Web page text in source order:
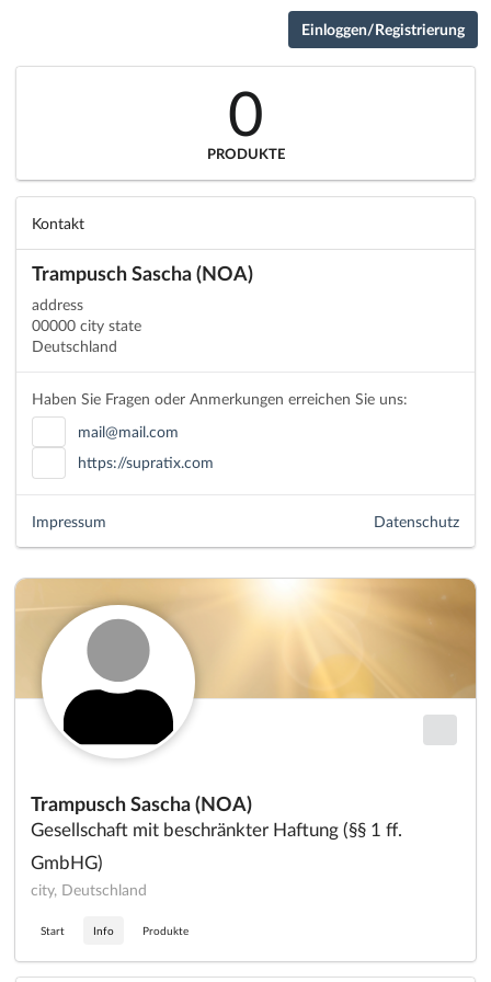
Einloggen/Registrierung
Trampusch Sascha (NOA)
Gesellschaft mit beschränkter Haftung (§§ 1 ff.
GmbHG)
city, Deutschland
Start Info Produkte
0
PRODUKTE
Kontakt
Trampusch Sascha (NOA)
address
00000 city state
Deutschland
Haben Sie Fragen oder Anmerkungen erreichen Sie uns:
mail@mail.com
https://supratix.com
Datenschutz
Impressum